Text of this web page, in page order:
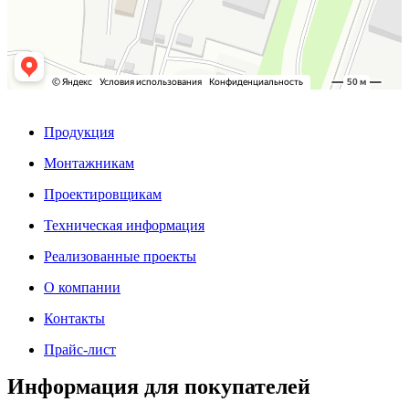
Продукция
Монтажникам
Проектировщикам
Техническая информация
Реализованные проекты
О компании
Контакты
Прайс-лист
Информация для покупателей